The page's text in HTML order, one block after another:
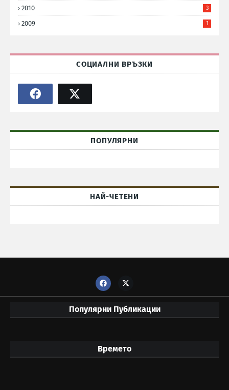
2010 3
2009 1
СОЦИАЛНИ ВРЪЗКИ
ПОПУЛЯРНИ
НАЙ-ЧЕТЕНИ
Популярни Публикации
Времето